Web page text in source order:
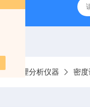
SSM-V玻璃应力
物理分析仪器 密度